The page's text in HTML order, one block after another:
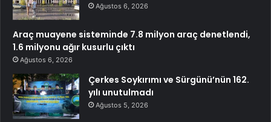
Ağustos 6, 2026
Araç muayene sisteminde 7.8 milyon araç denetlendi,
1.6 milyonu ağır kusurlu çıktı
Ağustos 6, 2026
Çerkes Soykırımı ve Sürgünü’nün 162.
yılı unutulmadı
Ağustos 5, 2026